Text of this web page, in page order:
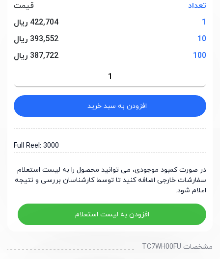
تعداد
قیمت
1
422,704 ریال
10
393,552 ریال
100
387,722 ریال
افزودن به سبد خرید
Full Reel: 3000
در صورت کمبود موجودی، می توانید محصول را به لیست استعلام
سفارشات خارجی اضافه کنید تا توسط کارشناسان بررسی و نتیجه
اعلام شود.
افزودن به لیست استعلام
مشخصات TC7WH00FU